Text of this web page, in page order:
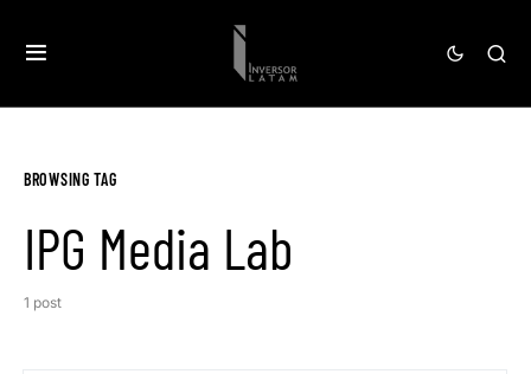
BROWSING TAG
IPG Media Lab
1 post